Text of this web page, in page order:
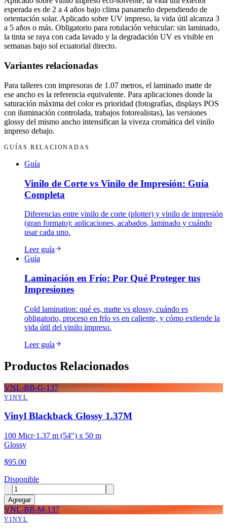
esperada es de 2 a 4 años bajo clima panameño dependiendo de
orientación solar. Aplicado sobre UV impreso, la vida útil alcanza 3
a 5 años o más. Obligatorio para rotulación vehicular: sin laminado,
la tinta se raya con cada lavado y la degradación UV es visible en
semanas bajo sol ecuatorial directo.
Variantes relacionadas
Para talleres con impresoras de 1.07 metros, el laminado matte de
ese ancho es la referencia equivalente. Para aplicaciones donde la
saturación máxima del color es prioridad (fotografías, displays POS
con iluminación controlada, trabajos fotorealistas), las versiones
glossy del mismo ancho intensifican la viveza cromática del vinilo
impreso debajo.
GUÍAS RELACIONADAS
Guía
Vinilo de Corte vs Vinilo de Impresión: Guía
Completa
Diferencias entre vinilo de corte (plotter) y vinilo de impresión
(gran formato): aplicaciones, acabados, laminado y cuándo
usar cada uno.
Leer guía
Guía
Laminación en Frío: Por Qué Proteger tus
Impresiones
Cold lamination: qué es, matte vs glossy, cuándo es
obligatorio, proceso en frío vs en caliente, y cómo extiende la
vida útil del vinilo impreso.
Leer guía
Productos Relacionados
VNL-BB-G-137
VINYL
Vinyl Blackback Glossy 1.37M
100 Micr·1.37 m (54") x 50 m
Glossy
$95.00
Disponible
Agregar
VNL-BB-M-137
VINYL